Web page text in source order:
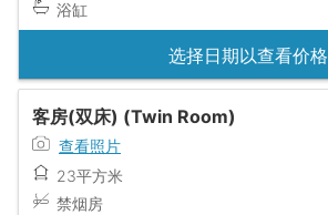
浴缸
选择日期以查看价格
客房(双床) (Twin Room)
查看照片
23平方米
禁烟房